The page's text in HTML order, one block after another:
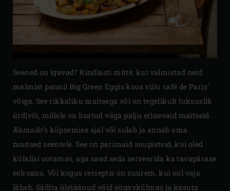
Seened on igavad? Kindlasti mitte, kui valmistad neid
malmist pannil Big Green Eggis koos viilu café de Paris’
võiga. See rikkaliku maitsega või on tegelikult luksuslik
ürdivõi, millele on lisatud väga palju erinevaid maitseid.
Kamado’s küpsemise ajal või sulab ja annab oma
maitsed seentele. See on parimaid suupisteid, kui oled
külalisi ootamas, aga saad seda serveerida ka tavapärase
eelroana. Või kogus retseptis on suurem, kui sul vaja
läheb. Säilita ülejäänud võid sügavkülmas ja kasuta